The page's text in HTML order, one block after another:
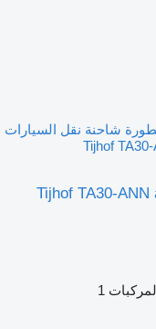
شاحنة نقل السيارات
Tijhof
Tijhof TA30-ANN
1